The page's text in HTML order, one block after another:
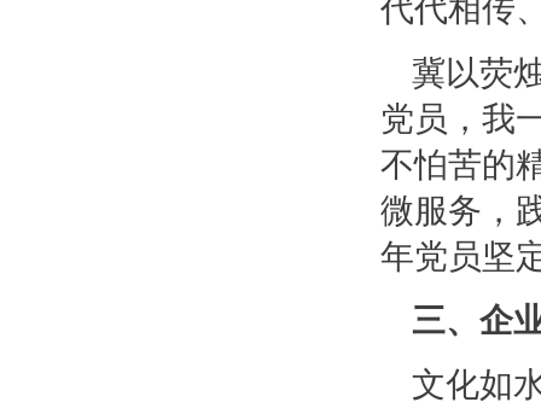
代代相传
冀以荧
党员，我
不怕苦的
微服务，
年党员坚
三、企
文化如